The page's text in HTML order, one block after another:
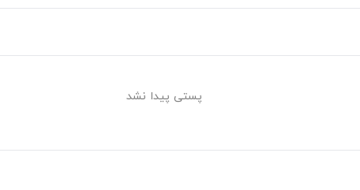
پستی پیدا نشد